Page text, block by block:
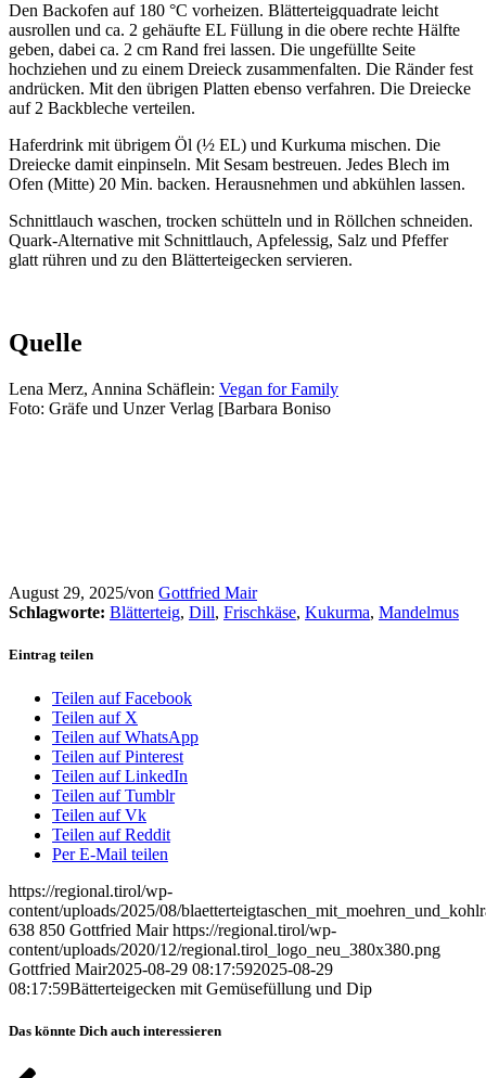
Den Backofen auf 180 °C vorheizen. Blätterteigquadrate leicht
ausrollen und ca. 2 gehäufte EL Füllung in die obere rechte Hälfte
geben, dabei ca. 2 cm Rand frei lassen. Die ungefüllte Seite
hochziehen und zu einem Dreieck zusammenfalten. Die Ränder fest
andrücken. Mit den übrigen Platten ebenso verfahren. Die Dreiecke
auf 2 Backbleche verteilen.
Haferdrink mit übrigem Öl (½ EL) und Kurkuma mischen. Die
Dreiecke damit einpinseln. Mit Sesam bestreuen. Jedes Blech im
Ofen (Mitte) 20 Min. backen. Herausnehmen und abkühlen lassen.
Schnittlauch waschen, trocken schütteln und in Röllchen schneiden.
Quark-Alternative mit Schnittlauch, Apfelessig, Salz und Pfeffer
glatt rühren und zu den Blätterteigecken servieren.
Quelle
Lena Merz, Annina Schäflein: Vegan for Family
Foto: Gräfe und Unzer Verlag [Barbara Boniso
August 29, 2025/von Gottfried Mair
Schlagworte: Blätterteig, Dill, Frischkäse, Kukurma, Mandelmus
Eintrag teilen
Teilen auf Facebook
Teilen auf X
Teilen auf WhatsApp
Teilen auf Pinterest
Teilen auf LinkedIn
Teilen auf Tumblr
Teilen auf Vk
Teilen auf Reddit
Per E-Mail teilen
https://regional.tirol/wp-
content/uploads/2025/08/
638 850 Gottfried Mair https://regional.tirol/wp-
content/uploads/2020/12/regional.tirol_logo_neu_380x380.png
Gottfried Mair2025-08-29 08:17:592025-08-29
08:17:59Bätterteigecken mit Gemüsefüllung und Dip
Das könnte Dich auch interessieren